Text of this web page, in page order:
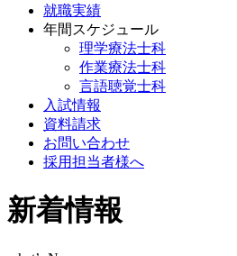
就職実績
年間スケジュール
理学療法士科
作業療法士科
言語聴覚士科
入試情報
資料請求
お問い合わせ
採用担当者様へ
新着情報